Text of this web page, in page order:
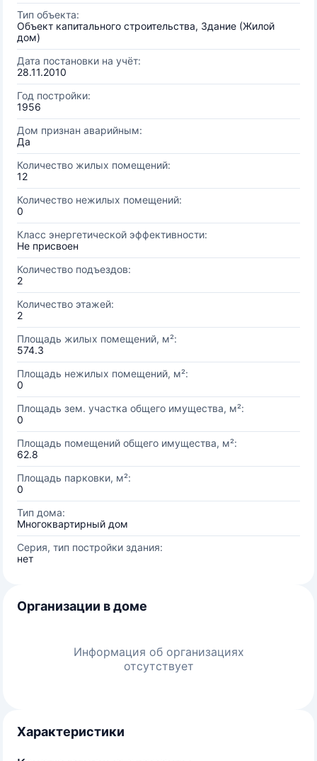
Тип объекта:
Объект капитального строительства, Здание (Жилой
дом)
Дата постановки на учёт:
28.11.2010
Год постройки:
1956
Дом признан аварийным:
Да
Количество жилых помещений:
12
Количество нежилых помещений:
0
Класс энергетической эффективности:
Не присвоен
Количество подъездов:
2
Количество этажей:
2
Площадь жилых помещений, м²:
574.3
Площадь нежилых помещений, м²:
0
Площадь зем. участка общего имущества, м²:
0
Площадь помещений общего имущества, м²:
62.8
Площадь парковки, м²:
0
Тип дома:
Многоквартирный дом
Серия, тип постройки здания:
нет
Организации в доме
Информация об организациях
отсутствует
Характеристики